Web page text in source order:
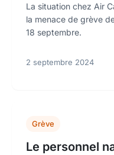
La situation chez Air
la menace de grève
18 septembre.
2 septembre 2024
Grève
Le personnel